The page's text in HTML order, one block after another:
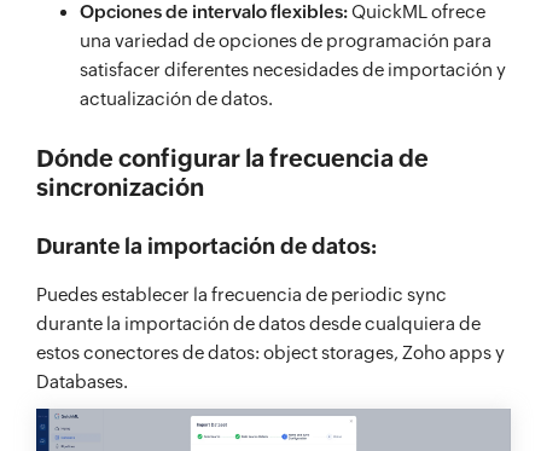
Opciones de intervalo flexibles:QuickML ofrece
una variedad de opciones de programación para
satisfacer diferentes necesidades de importación y
actualización de datos.
Dónde configurar la frecuencia de
sincronización
Durante la importación de datos:
Puedes establecer la frecuencia de periodic sync
durante la importación de datos desde cualquiera de
estos conectores de datos: object storages, Zoho apps y
Databases.